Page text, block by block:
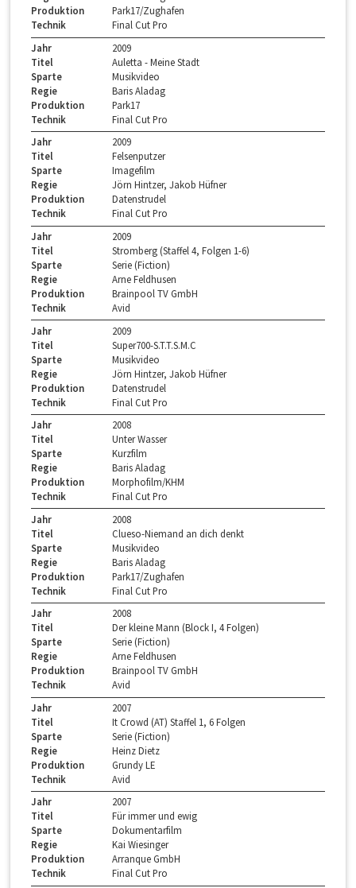
Produktion
Park17/Zughafen
Technik
Final Cut Pro
Jahr
2009
Titel
Auletta - Meine Stadt
Sparte
Musikvideo
Regie
Baris Aladag
Produktion
Park17
Technik
Final Cut Pro
Jahr
2009
Titel
Felsenputzer
Sparte
Imagefilm
Regie
Jörn Hintzer, Jakob Hüfner
Produktion
Datenstrudel
Technik
Final Cut Pro
Jahr
2009
Titel
Stromberg (Staffel 4, Folgen 1-6)
Sparte
Serie (Fiction)
Regie
Arne Feldhusen
Produktion
Brainpool TV GmbH
Technik
Avid
Jahr
2009
Titel
Super700-S.T.T.S.M.C
Sparte
Musikvideo
Regie
Jörn Hintzer, Jakob Hüfner
Produktion
Datenstrudel
Technik
Final Cut Pro
Jahr
2008
Titel
Unter Wasser
Sparte
Kurzfilm
Regie
Baris Aladag
Produktion
Morphofilm/KHM
Technik
Final Cut Pro
Jahr
2008
Titel
Clueso-Niemand an dich denkt
Sparte
Musikvideo
Regie
Baris Aladag
Produktion
Park17/Zughafen
Technik
Final Cut Pro
Jahr
2008
Titel
Der kleine Mann (Block I, 4 Folgen)
Sparte
Serie (Fiction)
Regie
Arne Feldhusen
Produktion
Brainpool TV GmbH
Technik
Avid
Jahr
2007
Titel
It Crowd (AT) Staffel 1, 6 Folgen
Sparte
Serie (Fiction)
Regie
Heinz Dietz
Produktion
Grundy LE
Technik
Avid
Jahr
2007
Titel
Für immer und ewig
Sparte
Dokumentarfilm
Regie
Kai Wiesinger
Produktion
Arranque GmbH
Technik
Final Cut Pro